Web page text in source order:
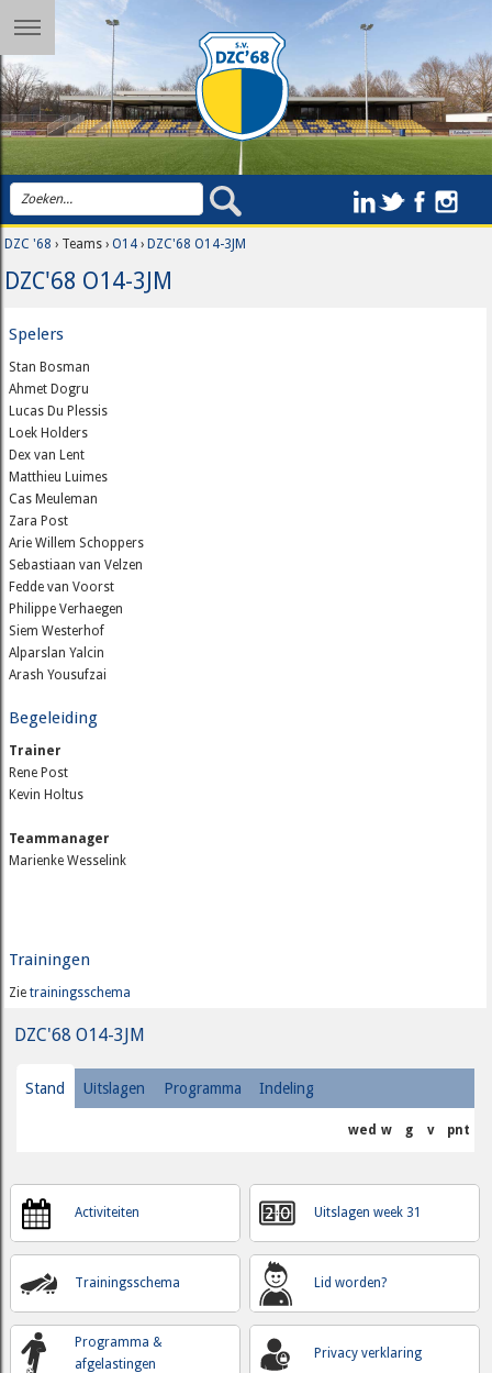
DZC '68 › Teams ›O14 ›DZC'68 O14-3JM
DZC'68 O14-3JM
Spelers
Stan Bosman
Ahmet Dogru
Lucas Du Plessis
Loek Holders
Dex van Lent
Matthieu Luimes
Cas Meuleman
Zara Post
Arie Willem Schoppers
Sebastiaan van Velzen
Fedde van Voorst
Philippe Verhaegen
Siem Westerhof
Alparslan Yalcin
Arash Yousufzai
Begeleiding
Trainer
Rene Post
Kevin Holtus
Teammanager
Marienke Wesselink
Trainingen
Zietrainingsschema
DZC'68 O14-3JM
Stand Uitslagen Programma Indeling
wed w g v pnt
Activiteiten
Trainingsschema
Programma &
afgelastingen
Uitslagen week 31
Lid worden?
Privacy verklaring